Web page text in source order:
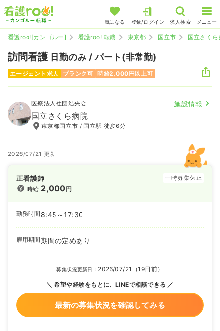
気になる 登録/ログイン 求人検索 メニュー
看護roo![カンゴルー] 看護roo! 転職 東京都 国立市 国立さくら
訪問看護 日勤のみ / パート(非常勤)
エージェント求人 ブランク可 時給2,000円以上可
医療法人社団浩央会 施設情報
国立さくら病院
東京都国立市 / 国立駅 徒歩6分
2026/07/21 更新
正看護師
一時募集休止
時給 2,000円
勤務時間 8:45～17:30
雇用期間期間の定めあり
募集状況更新日： 2026/07/21（19日前）
希望や経験をもとに、LINEで相談できる
最新の募集状況を確認してみる